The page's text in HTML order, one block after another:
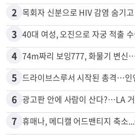
2 목회자 신분으로 HIV 감염 숨기
3 40대 여성, 오진으로 자궁 적출
4
5 드라이브스루서 시작된 총격…인
6 광고판 안에 사람이 산다?…LA
7 휴매나, 메디캘 어드밴티지 축소